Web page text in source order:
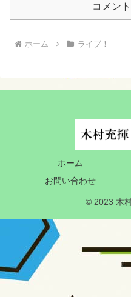
コメン
ホーム ライブ！
ホーム
お問い合わせ
© 2023 木